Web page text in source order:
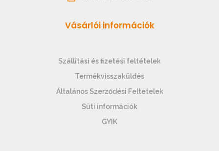
Vásárlói információk
Szállítási és fizetési feltételek
Termékvisszaküldés
Általános Szerződési Feltételek
Süti információk
GYIK